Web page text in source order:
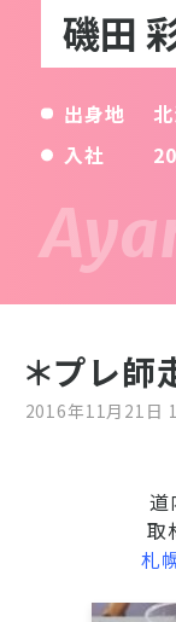
磯田
出身地
入社
＊プレ師
2016年11月21日
道
取
札